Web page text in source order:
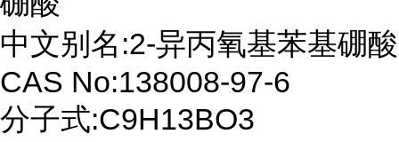
中文别名:2-异丙氧基苯基硼酸
CAS No:138008-97-6
分子式:C9H13BO3